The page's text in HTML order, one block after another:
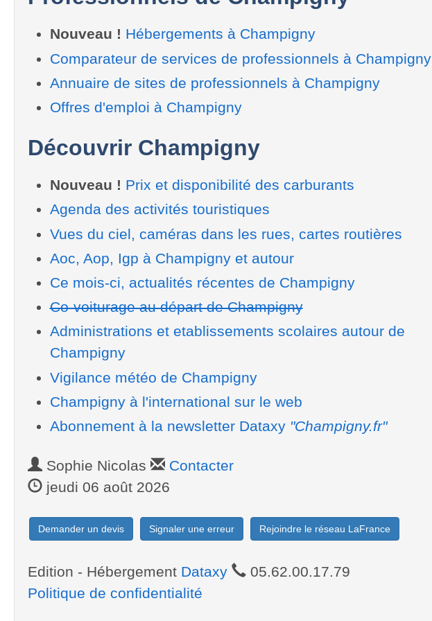
Nouveau ! Hébergements à Champigny
Comparateur de services de professionnels à Champigny
Annuaire de sites de professionnels à Champigny
Offres d'emploi à Champigny
Découvrir Champigny
Nouveau ! Prix et disponibilité des carburants
Agenda des activités touristiques
Vues du ciel, caméras dans les rues, cartes routières
Aoc, Aop, Igp à Champigny et autour
Ce mois-ci, actualités récentes de Champigny
Co-voiturage au départ de Champigny
Administrations et etablissements scolaires autour de
Champigny
Vigilance météo de Champigny
Champigny à l'international sur le web
Abonnement à la newsletter Dataxy "Champigny.fr"
Sophie Nicolas
Contacter
jeudi 06 août 2026
Demander un devis Signaler une erreur Rejoindre le réseau LaFrance
Edition - Hébergement Dataxy
05.62.00.17.79
Politique de confidentialité